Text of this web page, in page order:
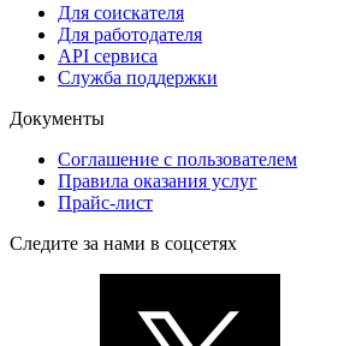
Для соискателя
Для работодателя
API сервиса
Служба поддержки
Документы
Соглашение с пользователем
Правила оказания услуг
Прайс-лист
Следите за нами в соцсетях